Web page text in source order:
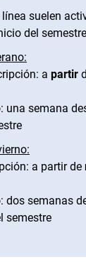
suelen
del
a partir
una semana
a partir de
dos semanas
semestre